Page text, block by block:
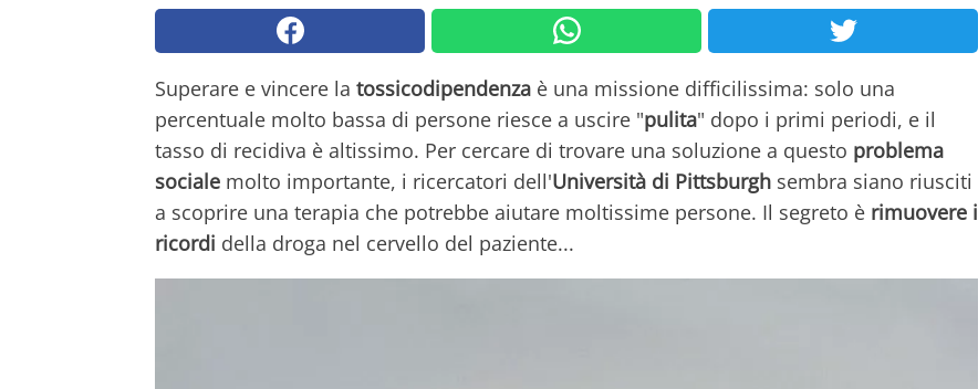
Superare e vincere la tossicodipendenza è una missione difficilissima: solo una
percentuale molto bassa di persone riesce a uscire "pulita" dopo i primi periodi, e il
tasso di recidiva è altissimo. Per cercare di trovare una soluzione a questo problema
sociale molto importante, i ricercatori dell'Università di Pittsburgh sembra siano riusciti
a scoprire una terapia che potrebbe aiutare moltissime persone. Il segreto è rimuovere i
ricordi della droga nel cervello del paziente...